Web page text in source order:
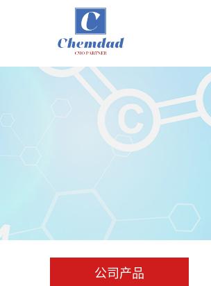
公司产品